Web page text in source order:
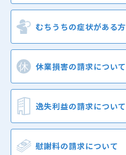
むちうちの症状がある方
休業損害の請求について
逸失利益の請求について
慰謝料の請求について